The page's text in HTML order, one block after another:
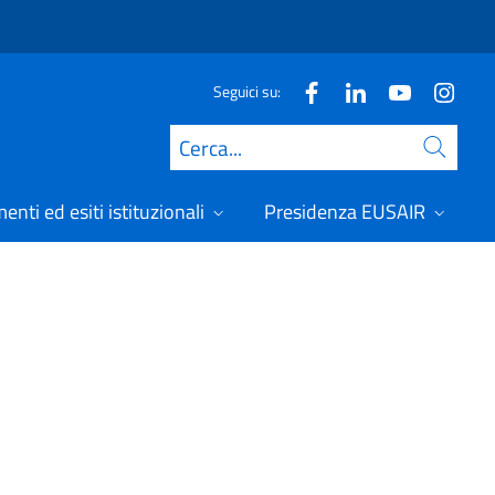
Seguici su:
Cerca
ed esiti istituzionali Presidenza EUSAIR